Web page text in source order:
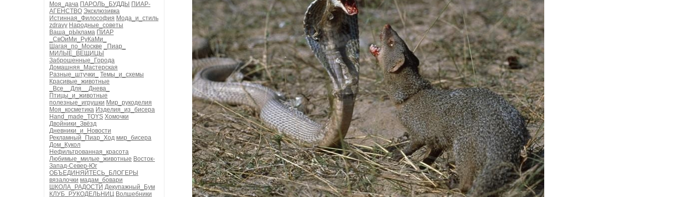
Моя_дача ПАРОЛЬ_БУДДЫ ПИАР-
АГЕНСТВО Эксклюзивка
Истинная_Философия Мода_и_стиль
zdravy Народные_советы
Ваша_рЫклама ПИАР
_СвОиМи_РуКаМи_
Шагая_по_Москве
_Пиар_
МИЛЫЕ_ВЕЩИЦЫ
Заброшенные_Города
Домашняя_Мастерская
Разные_штучки_
Темы_и_схемы
Красивые_животные
_Все__Для__Днева_
Птицы_и_животные
полезные_игрушки Мир_рукоделия
Моя_косметика Изделия_из_бисера
Hand_made_TOYS Хомочки
Двойники_Звёзд
Дневники_и_Новости
Рекламный_Пиар_Ход мир_бисера
Дом_Кукол
Нефильтрованная_красота
Любимые_милые_животные Восток-
Запад-Север-Юг
ОБЪЕДИНЯЙТЕСЬ_БЛОГЕРЫ
вязалочки мадам_бовари
ШКОЛА_РАДОСТИ Декупажный_Бум
КЛУБ_РУКОДЕЛЬНИЦ Волшебники